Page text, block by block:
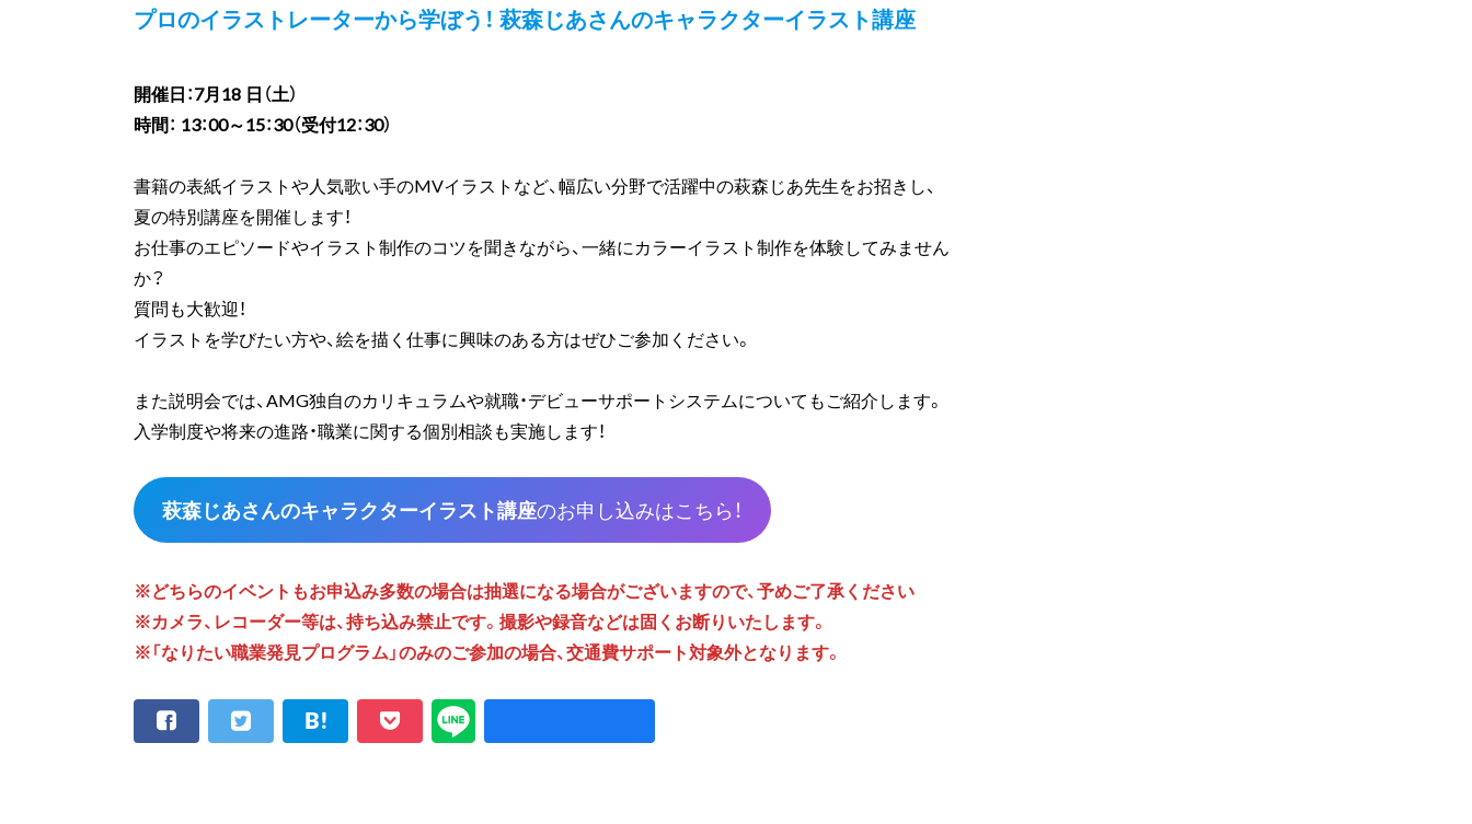
プロのイラストレーターから学ぼう！ 萩森じあさんのキャラクターイラスト講座
開催日：7月18 日（土）
時間： 13：00～15：30（受付12：30）
書籍の表紙イラストや人気歌い手のMVイラストなど、幅広い分野で活躍中の萩森じあ先生をお招きし、
夏の特別講座を開催します！
お仕事のエピソードやイラスト制作のコツを聞きながら、一緒にカラーイラスト制作を体験してみません
か？
質問も大歓迎！
イラストを学びたい方や、絵を描く仕事に興味のある方はぜひご参加ください。
また説明会では、AMG独自のカリキュラムや就職・デビューサポートシステムについてもご紹介します。
入学制度や将来の進路・職業に関する個別相談も実施します！
萩森じあさんのキャラクターイラスト講座のお申し込みはこちら！
※どちらのイベントもお申込み多数の場合は抽選になる場合がございますので、予めご了承ください
※カメラ、レコーダー等は、持ち込み禁止です。撮影や録音などは固くお断りいたします。
※「なりたい職業発見プログラム」のみのご参加の場合、交通費サポート対象外となります。